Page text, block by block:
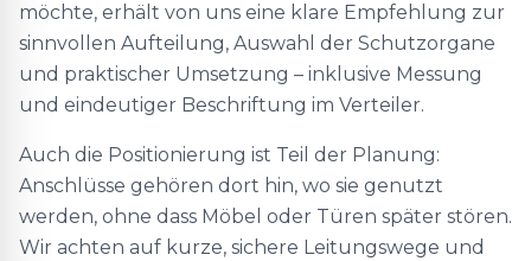
möchte, erhält von uns eine klare Empfehlung zur
sinnvollen Aufteilung, Auswahl der Schutzorgane
und praktischer Umsetzung – inklusive Messung
und eindeutiger Beschriftung im Verteiler.
Auch die Positionierung ist Teil der Planung:
Anschlüsse gehören dort hin, wo sie genutzt
werden, ohne dass Möbel oder Türen später stören.
Wir achten auf kurze, sichere Leitungswege und